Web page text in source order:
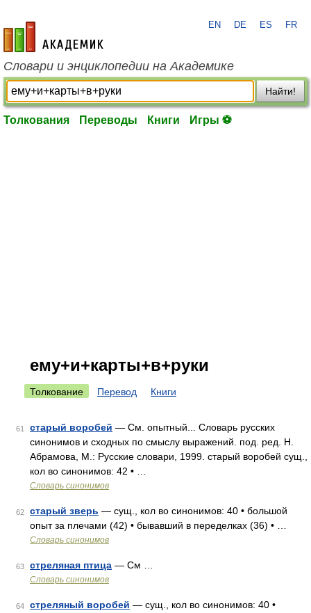
academic.ru
EN DE ES FR
Словари и энциклопедии на Академике
Найти!
Толкования Переводы Книги Игры ⚽
ему+и+карты+в+руки
Толкование Перевод Книги
61 старый воробей — См. опытный... Словарь русских
синонимов и сходных по смыслу выражений. под. ред. Н.
Абрамова, М.: Русские словари, 1999. старый воробей сущ.,
кол во синонимов: 42 • …
Словарь синонимов
62 старый зверь — сущ., кол во синонимов: 40 • большой
опыт за плечами (42) • бывавший в переделках (36) • …
Словарь синонимов
63 стреляная птица — См …
Словарь синонимов
64 стреляный воробей — сущ., кол во синонимов: 40 •